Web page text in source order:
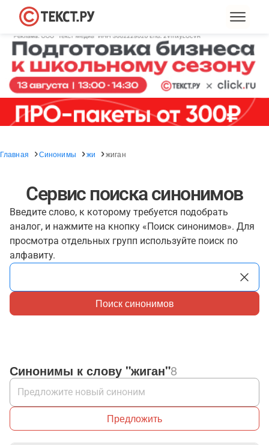
Главная Синонимы жи жиган
Сервис поиска синонимов
Введите слово, к которому требуется подобрать
аналог, и нажмите на кнопку «Поиск синонимов». Для
просмотра отдельных групп используйте поиск по
алфавиту.
Поиск синонимов
Синонимы к слову "жиган"8
Предложить